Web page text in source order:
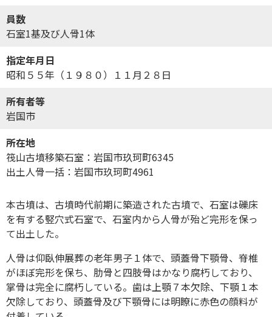
員数
石室1基及び人骨1体
指定年月日
昭和５５年（１９８０）１１月２８日
所有者等
岩国市
所在地
筏山古墳移築石室：岩国市玖珂町6345
出土人骨一括：岩国市玖珂町4961
本古墳は、古墳時代前期に築造された古墳で、石室は礫床
を有する竪穴式石室で、石室内から人骨が殆ど完形を保っ
て出土した。
人骨は仰臥伸展葬の老年男子１体で、頭蓋骨下顎骨、脊椎
がほぼ完形を保ち、肋骨と四肢骨はかなり腐朽しており、
掌骨は完全に腐朽している。歯は上顎７本欠除、下顎１本
欠除しており、頭蓋骨及び下顎骨には明瞭に赤色の顔料が